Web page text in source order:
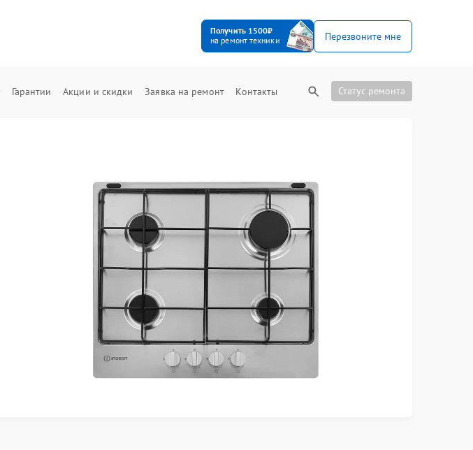
Получить 1500₽
на ремонт техники
Перезвоните мне
Гарантии Акции и скидки Заявка на ремонт Контакты Статус ремонта